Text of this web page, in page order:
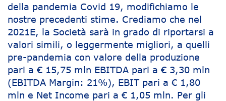
della pandemia Covid 19, modifichiamo le
nostre precedenti stime. Crediamo che nel
2021E, la Società sarà in grado di riportarsi a
valori simili, o leggermente migliori, a quelli
pre-pandemia con valore della produzione
pari a € 15,75 mln EBITDA pari a € 3,30 mln
(EBITDA Margin: 21%), EBIT pari a € 1,80
mln e Net Income pari a € 1,05 mln. Per gli